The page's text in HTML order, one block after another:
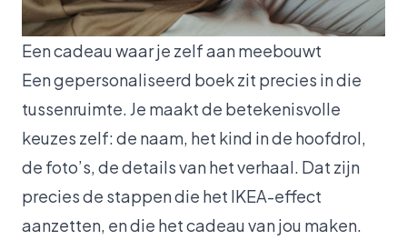
Een cadeau waar je zelf aan meebouwt
Een gepersonaliseerd boek zit precies in die
tussenruimte. Je maakt de betekenisvolle
keuzes zelf: de naam, het kind in de hoofdrol,
de foto’s, de details van het verhaal. Dat zijn
precies de stappen die het IKEA-effect
aanzetten, en die het cadeau van jou maken.